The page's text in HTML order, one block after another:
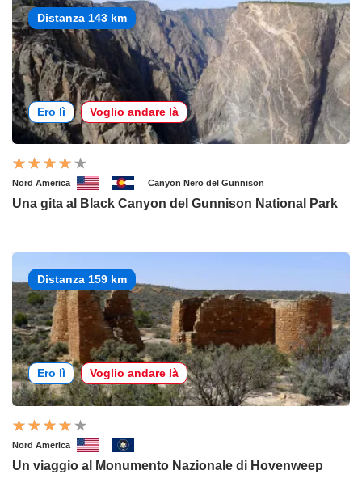
Distanza 143 km
Ero lì Voglio andare là
Nord America Canyon Nero del Gunnison
Una gita al Black Canyon del Gunnison National Park
Distanza 159 km
Ero lì Voglio andare là
Nord America
Un viaggio al Monumento Nazionale di Hovenweep